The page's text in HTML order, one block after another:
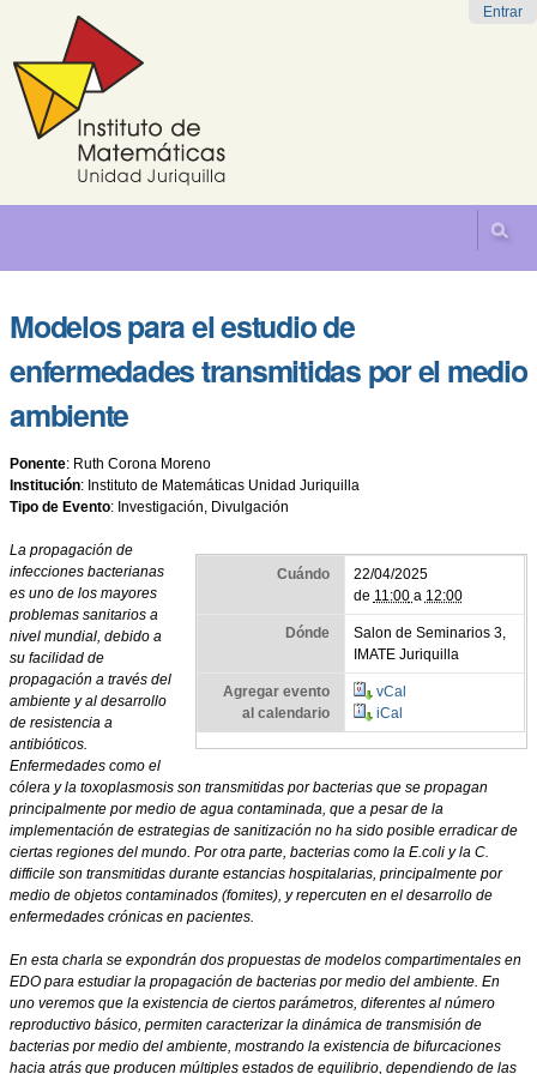
Saltar
navegación
Entrar
Modelos para el estudio de
enfermedades transmitidas por el medio
ambiente
Ponente: Ruth Corona Moreno
Institución: Instituto de Matemáticas Unidad Juriquilla
Tipo de Evento: Investigación, Divulgación
Cuándo
22/04/2025
de 11:00 a 12:00
Dónde
Salon de Seminarios 3,
IMATE Juriquilla
Agregar evento
al calendario
vCal
iCal
La propagación de
infecciones bacterianas
es uno de los mayores
problemas sanitarios a
nivel mundial, debido a
su facilidad de
propagación a través del
ambiente y al desarrollo
de resistencia a
antibióticos.
Enfermedades como el
cólera y la toxoplasmosis son transmitidas por bacterias que se propagan
principalmente por medio de agua contaminada, que a pesar de la
implementación de estrategias de sanitización no ha sido posible erradicar de
ciertas regiones del mundo. Por otra parte, bacterias como la E.coli y la C.
difficile son transmitidas durante estancias hospitalarias, principalmente por
medio de objetos contaminados (fomites), y repercuten en el desarrollo de
enfermedades crónicas en pacientes.
En esta charla se expondrán dos propuestas de modelos compartimentales en
EDO para estudiar la propagación de bacterias por medio del ambiente. En
uno veremos que la existencia de ciertos parámetros, diferentes al número
reproductivo básico, permiten caracterizar la dinámica de transmisión de
bacterias por medio del ambiente, mostrando la existencia de bifurcaciones
hacia atrás que producen múltiples estados de equilibrio, dependiendo de las